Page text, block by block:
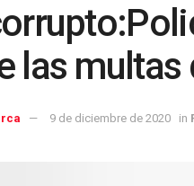
las multas
9 de diciembre de 2020 in